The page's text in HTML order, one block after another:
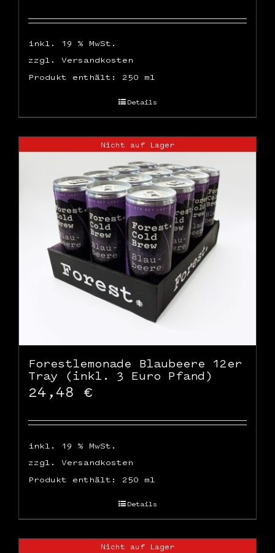
inkl. 19 % MwSt.
zzgl. Versandkosten
Produkt enthält: 250 ml
Details
Nicht auf Lager
Forestlemonade Blaubeere 12er
Tray (inkl. 3 Euro Pfand)
24,48 €
inkl. 19 % MwSt.
zzgl. Versandkosten
Produkt enthält: 250 ml
Details
Nicht auf Lager